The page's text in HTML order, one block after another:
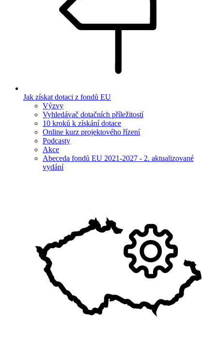
Jak získat dotaci z fondů EU
Výzvy
Vyhledávač dotačních příležitostí
10 kroků k získání dotace
Online kurz projektového řízení
Podcasty
Akce
Abeceda fondů EU 2021-2027 - 2. aktualizované
vydání